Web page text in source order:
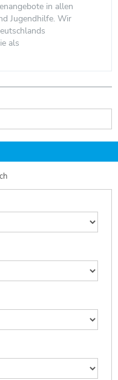
in allen
Jugendhilfe. Wir
als